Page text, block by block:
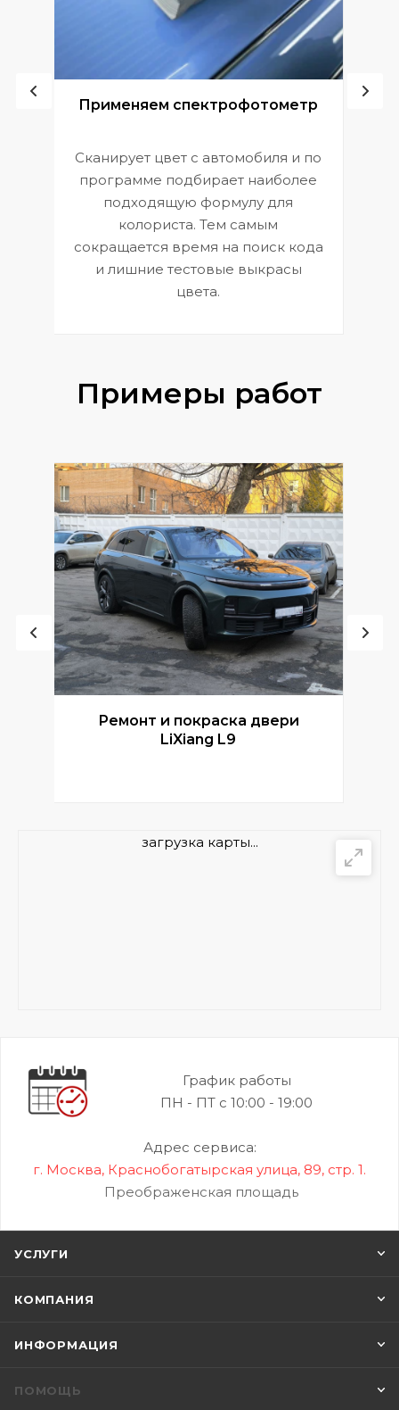
Применяем спектрофотометр
Сканирует цвет с автомобиля и по
программе подбирает наиболее
подходящую формулу для
колориста. Тем самым
сокращается время на поиск кода
и лишние тестовые выкрасы
цвета.
Примеры работ
Ремонт и покраска двери
LiXiang L9
загрузка карты...
График работы
ПН - ПТ с 10:00 - 19:00
Адрес сервиса:
г. Москва, Краснобогатырская улица, 89, стр. 1.
Преображенская площадь
УСЛУГИ
КОМПАНИЯ
ИНФОРМАЦИЯ
ПОМОЩЬ